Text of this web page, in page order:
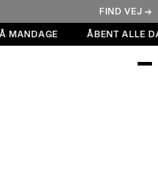
FIND VEJ →
— også mandageÅBENT ALLE